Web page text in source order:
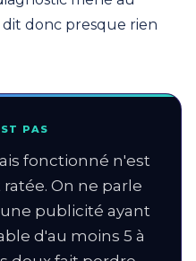
donc presque rien
PAS
fonctionné n'est
On ne parle
publicité ayant
d'au moins 5 à